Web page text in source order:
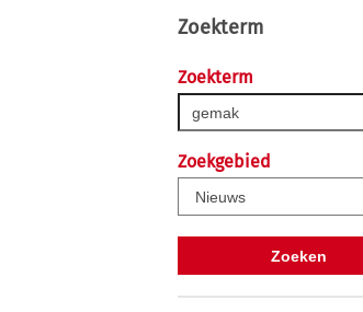
Zoekterm
Zoekterm
Zoekgebied